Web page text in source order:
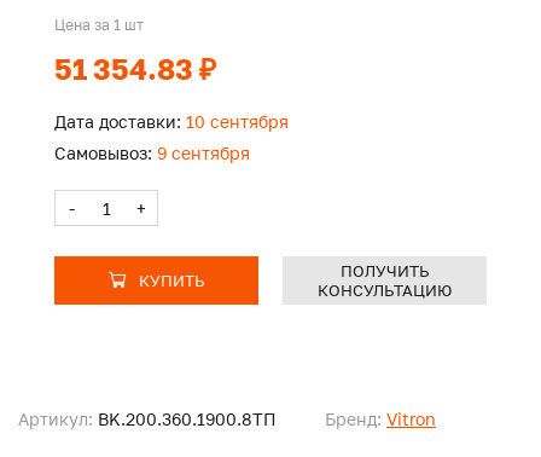
Артикул: BK.200.360.1900.8ТП Бренд: Vitron
Цена за 1 шт
51 354.83 ₽
Дата доставки: 10 сентября
Самовывоз: 9 сентября
- +
КУПИТЬ
ПОЛУЧИТЬ
КОНСУЛЬТАЦИЮ